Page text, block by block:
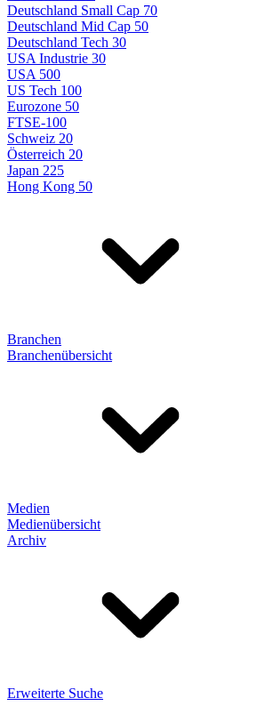
Deutschland Small Cap 70
Deutschland Mid Cap 50
Deutschland Tech 30
USA Industrie 30
USA 500
US Tech 100
Eurozone 50
FTSE-100
Schweiz 20
Österreich 20
Japan 225
Hong Kong 50
Branchen
Branchenübersicht
Medien
Medienübersicht
Archiv
Erweiterte Suche